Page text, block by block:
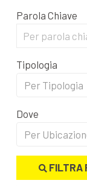
Parola Chiave
Tipologia
Per Tipologia
Dove
Per
FILTRA